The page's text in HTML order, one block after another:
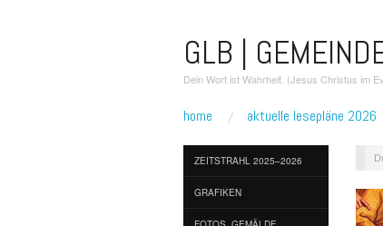
GLB |
Dein Wort ist Wahrheit. (Jesus Christus im
home aktuelle lesepläne 2026
ZEITSTRAHL 2025–2026
GRAFIKEN